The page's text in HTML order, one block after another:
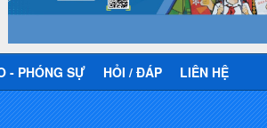
37/HD-TLĐ
và hoạt động của Ban Thanh tra Nhân
dân
Thời gian đăng: 27/12/2024
lượt xem: 4951 | lượt tải:1354
- PHÓNG SỰ HỎI / ĐÁP LIÊN HỆ